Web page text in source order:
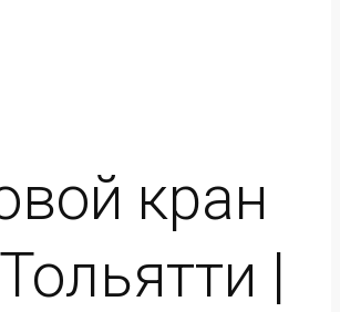
кран
|